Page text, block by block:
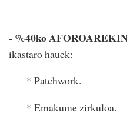
- %40ko AFOROAREKIN
ikastaro hauek:
* Patchwork.
* Emakume zirkuloa.